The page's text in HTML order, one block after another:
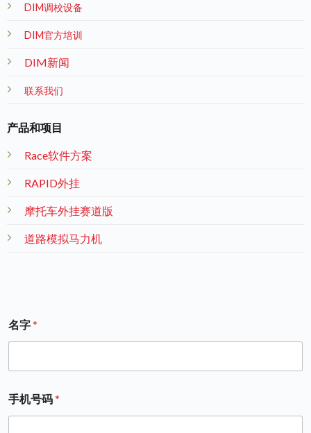
DIM调校设备
DIM官方培训
DIM新闻
联系我们
产品和项目
Race软件方案
RAPID外挂
摩托车外挂赛道版
道路模拟马力机
名字*
手机号码*